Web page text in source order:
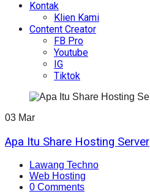
Kontak
Klien Kami
Content Creator
FB Pro
Youtube
IG
Tiktok
03 Mar
Apa Itu Share Hosting Server
Lawang Techno
Web Hosting
0 Comments